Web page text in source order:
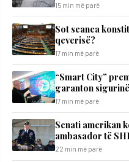
15 min më parë
Sot seanca
qeverisë?
17 min më parë
“Smart City”
garanton
17 min më parë
Senati amerikan
ambasador të
22 min më parë